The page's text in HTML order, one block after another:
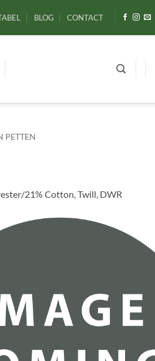
BLOG CONTACT
PETTEN
21% Cotton, Twill, DWR